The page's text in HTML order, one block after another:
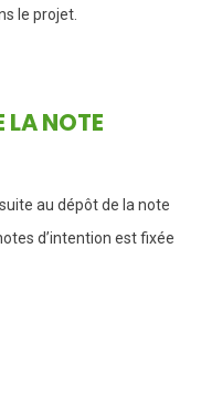
le projet.
LA NOTE
au dépôt de la note
d’intention est fixée